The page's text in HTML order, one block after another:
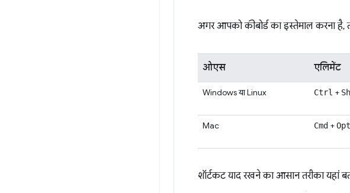
अगर आपको कीबोर्ड का इस्तेमाल करना
ओएस एलिमेंट
Windows या Linux Ctrl +
Mac
Cmd +
शॉर्टकट याद रखने का आसान तरीका यहां